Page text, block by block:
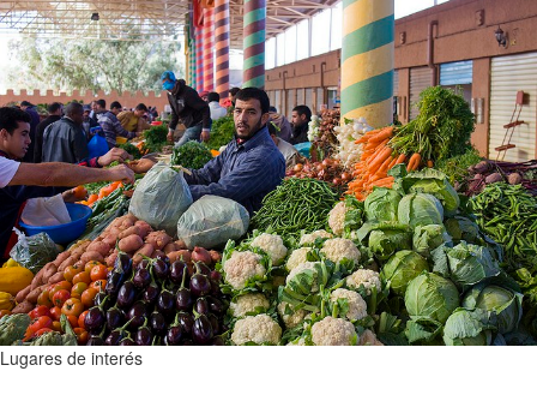
Lugares de interés